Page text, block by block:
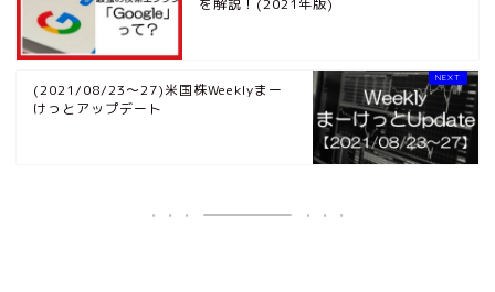
(2021/08/23～27)米国株Weeklyまー
けっとアップデート